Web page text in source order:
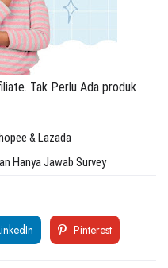
Tak Perlu Ada produk
& Lazada
Hanya Jawab Survey
Pinterest